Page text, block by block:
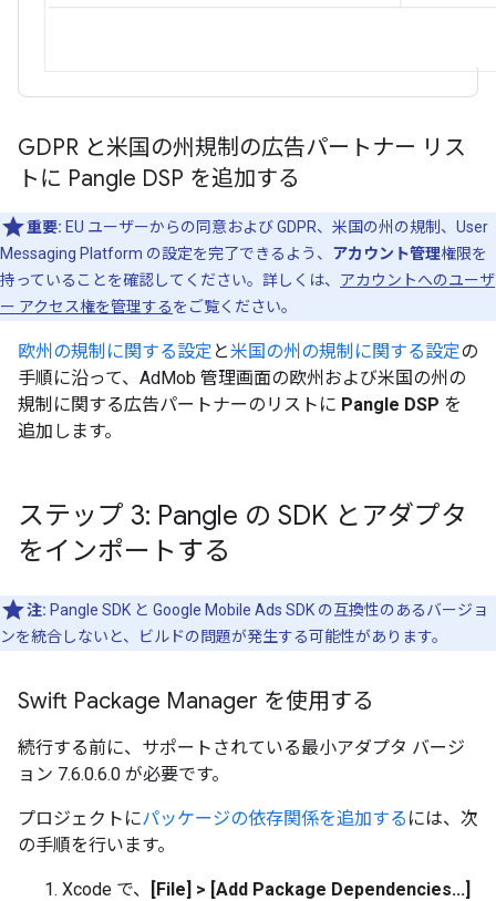
GDPR と米国の州規制の広告パートナー リス
トに Pangle DSP を追加する
重要: EU ユーザーからの同意および GDPR、米国の州の規制、User
Messaging Platform の設定を完了できるよう、 アカウント管理権限を
持っていることを確認してください。詳しくは、 アカウントへのユーザ
ー アクセス権を管理するをご覧ください。
欧州の規制に関する設定 と米国の州の規制に関する設定の
手順に沿って、AdMob 管理画面の欧州および米国の州の
規制に関する広告パートナーのリストに Pangle DSP を
追加します。
ステップ 3: Pangle の SDK とアダプタ
をインポートする
注: Pangle SDK と Google Mobile Ads SDK の互換性のあるバージョ
ンを統合しないと、ビルドの問題が発生する可能性があります。
Swift Package Manager を使用する
続行する前に、サポートされている最小アダプタ バージ
ョン 7.6.0.6.0 が必要です。
プロジェクトにパッケージの依存関係を追加する には、次
の手順を行います。
Xcode で、
[File] > [Add Package Dependencies...]